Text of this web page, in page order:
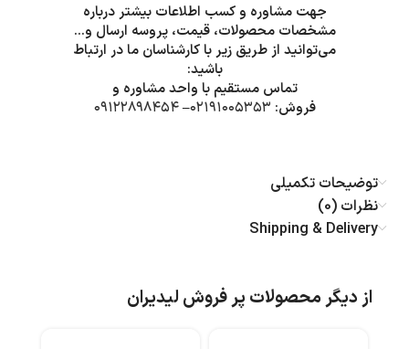
جهت مشاوره و کسب اطلاعات بیشتر درباره
مشخصات محصولات، قیمت، پروسه ارسال و…
می‌توانید از طریق زیر با کارشناسان ما در ارتباط
باشید:
تماس مستقیم با واحد مشاوره و
فروش: ۰۲۱۹۱۰۰۵۳۵۳–۰۹۱۲۲۸۹۸۴۵۴
توضیحات تکمیلی
نظرات (0)
Shipping & Delivery
از دیگر محصولات پر فروش لیدیران